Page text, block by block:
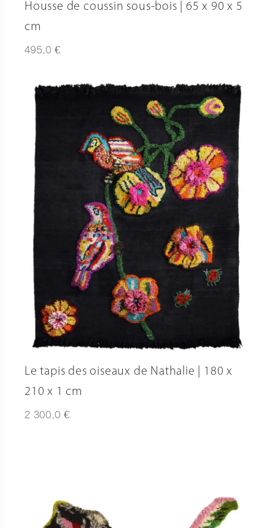
Housse de coussin sous-bois | 65 x 90 x 5
cm
495,0 €
Le tapis des oiseaux de Nathalie | 180 x
210 x 1 cm
2 300,0 €